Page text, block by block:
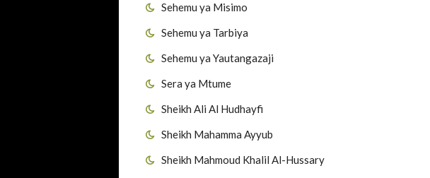
Sehemu ya Misimo
Sehemu ya Tarbiya
Sehemu ya Yautangazaji
Sera ya Mtume
Sheikh Ali Al Hudhayfi
Sheikh Mahamma Ayyub
Sheikh Mahmoud Khalil Al-Hussary